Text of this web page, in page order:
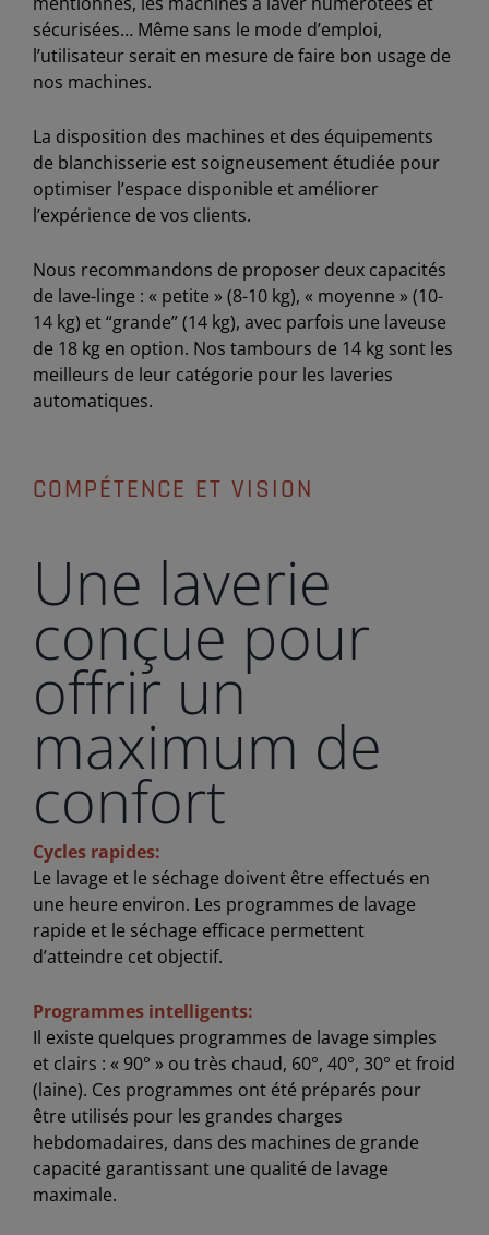
sécurisées… Même sans le mode d’emploi,
l’utilisateur serait en mesure de faire bon usage de
nos machines.
La disposition des machines et des équipements
de blanchisserie est soigneusement étudiée pour
optimiser l’espace disponible et améliorer
l’expérience de vos clients.
Nous recommandons de proposer deux capacités
de lave-linge : « petite » (8-10 kg), « moyenne » (10-
14 kg) et “grande” (14 kg), avec parfois une laveuse
de 18 kg en option. Nos tambours de 14 kg sont les
meilleurs de leur catégorie pour les laveries
automatiques.
COMPÉTENCE ET VISION
Une laverie
conçue pour
offrir un
maximum de
confort
Cycles rapides:
Le lavage et le séchage doivent être effectués en
une heure environ. Les programmes de lavage
rapide et le séchage efficace permettent
d’atteindre cet objectif.
Programmes intelligents:
Il existe quelques programmes de lavage simples
et clairs : « 90° » ou très chaud, 60°, 40°, 30° et froid
(laine). Ces programmes ont été préparés pour
être utilisés pour les grandes charges
hebdomadaires, dans des machines de grande
capacité garantissant une qualité de lavage
maximale.